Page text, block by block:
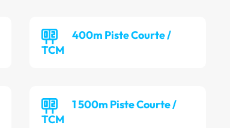
400m Piste Courte /
TCM
1 500m Piste Courte /
TCM